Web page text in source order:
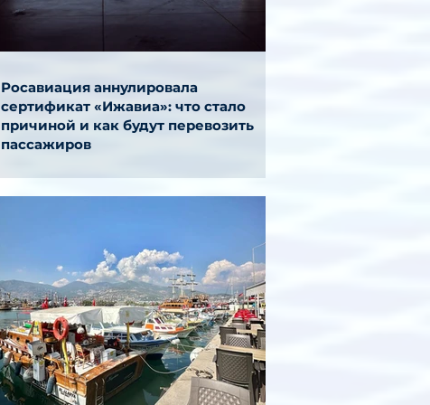
Росавиация аннулировала
сертификат «Ижавиа»: что стало
причиной и как будут перевозить
пассажиров